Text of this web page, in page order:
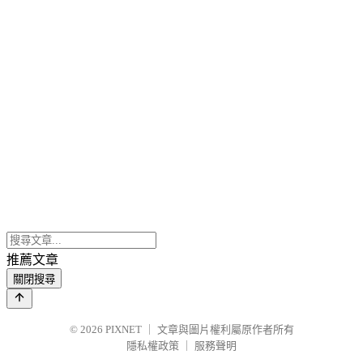
推薦文章
關閉搜尋
© 2026 PIXNET
文章與圖片權利屬原作者所有
隱私權政策
服務聲明